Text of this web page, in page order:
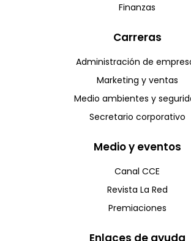
Finanzas
Carreras
Administración de
Marketing y ventas
Medio ambientes y
Secretario corporativo
Medio y eventos
Canal CCE
Revista La Red
Premiaciones
Enlaces de ayuda